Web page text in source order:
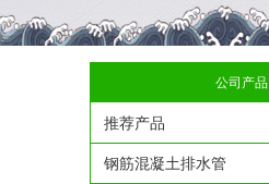
公司产品
推荐产品
钢筋混凝土排水管